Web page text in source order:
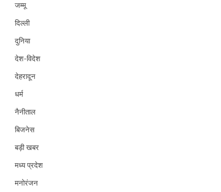
जम्मू
दिल्ली
दुनिया
देश-विदेश
देहरादून
धर्म
नैनीताल
बिजनेस
बड़ी खबर
मध्य प्रदेश
मनोरंजन